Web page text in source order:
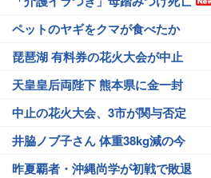
ペットのヤギをクマが食べたか
琵琶湖 有料券の花火大会が中止
天皇皇后両陛下 熊本県に金一封
中止の花火大会、3市が関与否定
井脇ノブ子さん 体重38kg減の今
昨夏覇者・沖縄尚学が初戦で敗退